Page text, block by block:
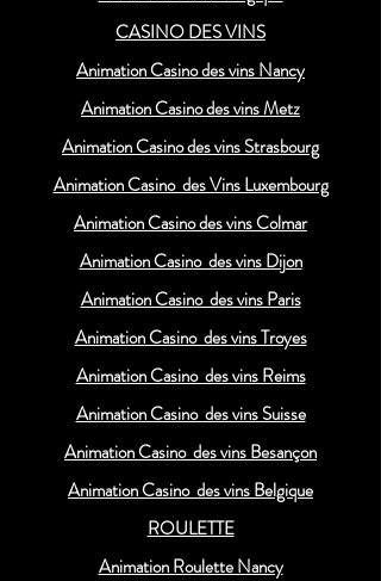
CASINO DES VINS
Animation Casino des vins Nancy
Animation Casino des vins Metz
Animation Casino des vins Strasbourg
Animation Casino des Vins Luxembourg
Animation Casino des vins Colmar
Animation Casino des vins Dijon
Animation Casino des vins Paris
Animation Casino des vins Troyes
Animation Casino des vins Reims
Animation Casino des vins Suisse
Animation Casino des vins Besançon
Animation Casino des vins Belgique
ROULETTE
Animation Roulette Nancy